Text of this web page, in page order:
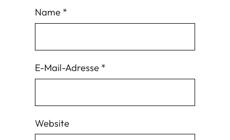
Name *
E-Mail-Adresse *
Website